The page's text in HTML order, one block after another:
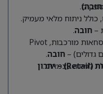
כולל ניתוח מלאי מעמיק.
חובה.
שליטה גבוהה מאוד ב-Excel (נוסחאות מורכבות, Pivot
חובה.
למידה עצמאית.
ניסיון קודם בעולם הקמעונאות (Retail) – יתרון